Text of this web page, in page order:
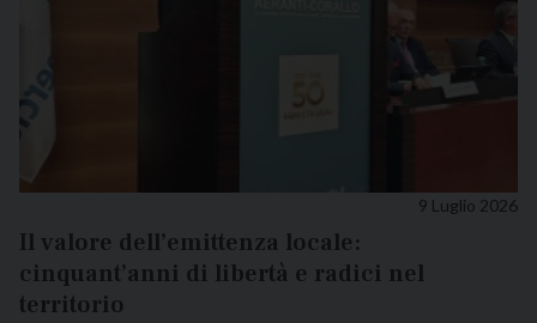
9 Luglio 2026
Il valore dell’emittenza locale:
cinquant’anni di libertà e radici nel
territorio